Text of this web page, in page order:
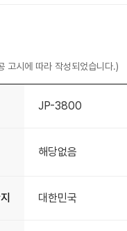
고시에 따라 작성되었습니다.)
JP-3800
해당없음
대한민국